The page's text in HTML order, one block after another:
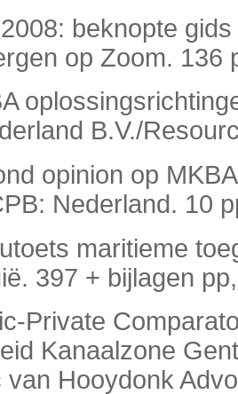
beknopte
op Zoom. 136
B.V./
opinion op
Nederland. 10
maritieme
397 + bijlagen
Private
Kanaalzone
van Hooydonk